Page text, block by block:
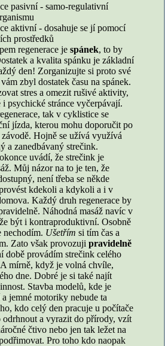
pasivní - samo-regulativní
aktivní - dosahuje se jí pomocí
prostředků
regenerace je spánek, to by
a kvalita spánku je základní
den! Zorganizujte si proto své
zbyl dostatek času na spánek.
stres a omezit rušivé aktivity,
i psychické stránce vyčerpávají.
tak v cyklistice se
jízda, kterou mohu doporučit po
Hojně se užívá využívá
a zanedbávaný strečink.
uvádí, že strečink je
Můj názor na to je ten, že
není třeba se někde
kdekoli a kdykoli a i v
Každý druh regenerace by
Náhodná masáž navíc v
být i kontraproduktivní. Osobně
nechodím. Ušetřím si tím čas a
Zato však provozuji pravidelně
době provádím strečink celého
mírně, když je volná chvíle,
dne. Dobré je si také najít
Stavba modelů, kde je
jemné motoriky nebude ta
kdo celý den pracuje u počítače
odrhnout a vyrazit do přírody, vzít
čtivo nebo jen tak ležet na
Pro toho kdo naopak